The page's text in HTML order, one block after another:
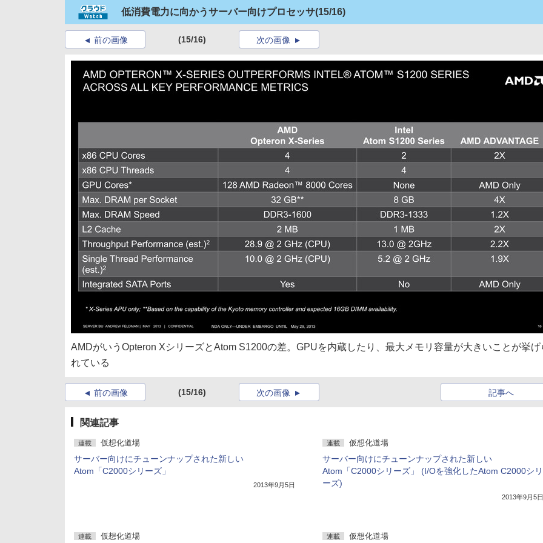
低消費電力に向かうサーバー向けプロセッサ(15/16)
前の画像 (15/16) 次の画像
AMDがいうOpteron XシリーズとAtom S1200の差。GPUを内蔵したり、最大メモリ容量が大きいことが挙げ
れている
前の画像 (15/16) 記事へ
次の画像
関連記事
連載 仮想化道場
サーバー向けにチューンナップされた新しい
Atom「C2000シリーズ」
2013年9月5日
連載 仮想化道場
サーバー向けにチューンナップされた新しい
Atom「C2000シリーズ」 (I/Oを強化したAtom C2000シリ
ーズ)
2013年9月5日
連載 仮想化道場 連載 仮想化道場